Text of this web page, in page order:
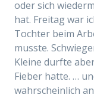
oder sich
hat. Freitag war
Tochter beim
musste.
Kleine durfte
Fieber hatte. …
wahrscheinlich